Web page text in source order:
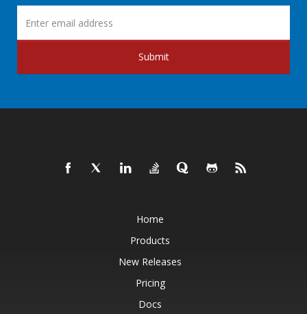
Submit
Home
Products
New Releases
Pricing
Docs